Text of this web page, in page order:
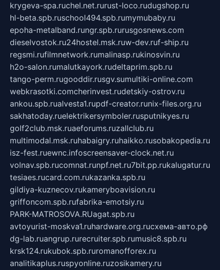
krygeva-spa.ruchel.net.rurust-loco.rudugshop.ru
hl-beta.spb.ruschool494.spb.rumymubaby.ru
epoha-metalband.rungr.spb.rurusgosnews.com
dieselvostok.ru24hostel.msk.ruw-dev.ruf-ship.ru
regsmi.rufilmnetwork.rumalinasp.rukinosvin.ru
h2o-salon.rumalutkayork.rudeltaprim.spb.ru
tango-perm.rugooddir.rusgv.sumultiki-online.com
webkrasotki.comcherinvest.rudetskiy-ostrov.ru
ankou.spb.rualvesta1.rupdf-creator.runix-files.org.ru
sakhatoday.ruelektrikersymboler.rusputnikyes.ru
golf2club.msk.ruaeforums.ruzallclub.ru
multimodal.msk.ruhabaigry.ruhaikko.rusobakopedia.ru
isz-fest.ruewnc.infoscreensaver-clock.net.ru
volnav.spb.rucomnat.runpf.net.ru7bit.pp.rukalugatur.ru
tesiaes.rucard.com.rukazanka.spb.ru
gildiya-kuznecov.rukameryboavision.ru
griffoncom.spb.rufabrika-emotsiy.ru
PARK-MATROSOVA.RUagat.spb.ru
avtoyurist-moskva1.ruhardware.org.ruсхема-авто.рф
dg-lab.ruangrup.rurecruiter.spb.rumusic8.spb.ru
krsk124.rukubok.spb.ruromanofforex.ru
analitikaplus.ruspyonline.ruzosikamery.ru